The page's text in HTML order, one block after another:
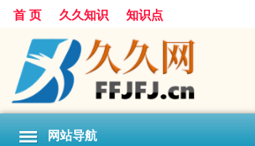
首 页 久久知识 知识点
网站导航